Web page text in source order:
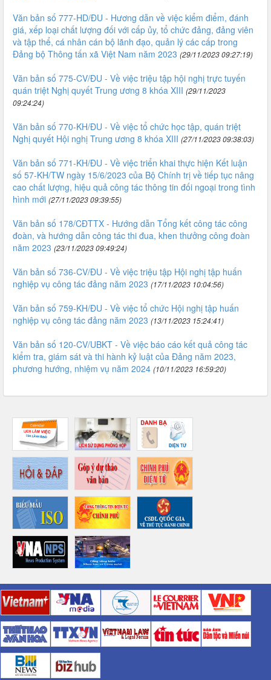
Văn bản số 777-HD/ĐU - Hương dẫn về việc kiểm điểm, đánh
giá, xếp loại chất lượng đối với cấp ủy, tổ chức đảng, đảng viên
và tập thể, cá nhân cán bộ lãnh đạo, quản lý các cấp trong
Đảng bộ Thông tấn xã Việt Nam năm 2023 (29/11/2023 09:27:19)
Văn bản số 775-CV/ĐU - Về việc triệu tập hội nghị trực tuyến
quán triệt Nghị quyết Trung ương 8 khóa XIII (29/11/2023
09:24:24)
Văn bản số 770-KH/ĐU - Về việc tổ chức học tập, quán triệt
Nghị quyết Hội nghị Trung ương 8 khóa XIII (27/11/2023 09:38:03)
Văn bản số 771-KH/ĐU - Về việc triển khai thực hiện Kết luận
số 57-KH/TW ngày 15/6/2023 của Bộ Chính trị về tiếp tục nâng
cao chất lượng, hiệu quả công tác thông tin đối ngoại trong tình
hình mới (27/11/2023 09:39:55)
Văn bản số 178/CĐTTX - Hướng dẫn Tổng kết công tác công
đoàn, và hướng dẫn công tác thi đua, khen thưởng công đoàn
năm 2023 (23/11/2023 09:49:24)
Văn bản số 736-CV/ĐU - Về việc triệu tập Hội nghị tập huấn
nghiệp vụ công tác đảng năm 2023 (17/11/2023 10:04:56)
Văn bản số 759-KH/ĐU - Về việc tổ chức Hội nghị tập huấn
nghiệp vụ công tác đảng năm 2023 (13/11/2023 15:24:41)
Văn bản số 120-CV/UBKT - Về việc báo cáo kết quả công tác
kiểm tra, giám sát và thi hành kỷ luật của Đảng năm 2023,
phương hướng, nhiệm vụ năm 2024 (10/11/2023 16:59:20)